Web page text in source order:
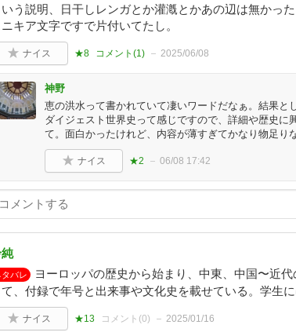
いう説明、日干しレンガとか灌漑とかあの辺は無かっ
ニキア文字ですで片付いてたし。
ナイス ★8 コメント(1) 2025/06/08
神野
恵の洪水って書かれていて凄いワードだなぁ。結果と
ダイジェスト世界史って感じですので、詳細や歴史に
て。面白かったけれど、内容が薄すぎてかなり物足り
ナイス ★2 06/08 17:42
タバレ
ヨーロッパの歴史から始まり、中東、中国〜近
て、付録で年号と出来事や文化史を載せている。学生に
ナイス ★13 コメント(0) 2025/01/16